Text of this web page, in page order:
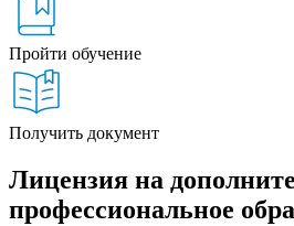
Пройти обучение
Получить документ
Лицензия на
профессиональное